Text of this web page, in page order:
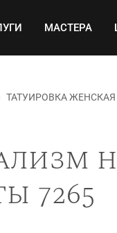
МАСТЕРА
ТАТУИРОВКА
7265